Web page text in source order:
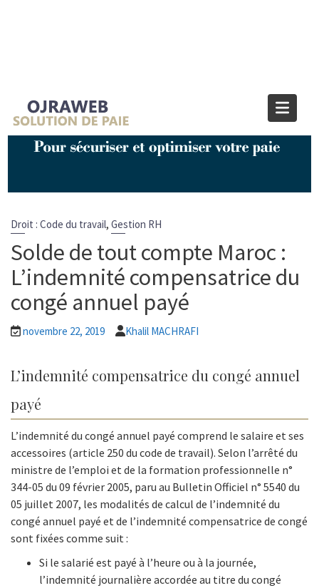
congé annuel payé
Droit : Code du travail, Gestion RH
Solde de tout compte Maroc :
L’indemnité compensatrice du
congé annuel payé
novembre 22, 2019 Khalil MACHRAFI
L’indemnité compensatrice du congé annuel
payé
L’indemnité du congé annuel payé comprend le salaire et ses
accessoires (article 250 du code de travail). Selon l’arrêté du
ministre de l’emploi et de la formation professionnelle n°
344-05 du 09 février 2005, paru au Bulletin Officiel n° 5540 du
05 juillet 2007, les modalités de calcul de l’indemnité du
congé annuel payé et de l’indemnité compensatrice de congé
sont fixées comme suit :
Si le salarié est payé à l’heure ou à la journée,
l’indemnité journalière accordée au titre du congé